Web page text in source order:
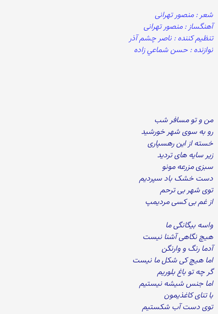
شعر : منصور تهرانی
آهنگساز : منصور تهرانی
تنظیم کننده : ناصر چشم آذر
نوازنده : حسن شماعي زاده
من و تو مسافر شب
رو به سوی شهر خورشید
خسته از این رهسپاری
زیر سایه های تردید
سبزی مزرعه مونو
دست خشک باد سپردیم
توی شهر بی ترحم
از غم بی کسی مردیمپ
واسه بیگانگی ما
هیچ نگاهی آشنا نیست
آدما رنگ و وارنگن
اما هیچ کی شکل ما نیست
گر چه تو باغ بلوریم
اما جنس شیشه نیستیم
با تنای کاغذیمون
توی دست آب شکستیم